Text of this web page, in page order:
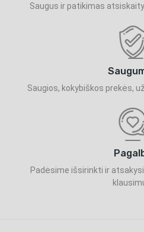
Saugus ir patikimas
Saugios, kokybiškos prekės,
Padėsime išsirinkti ir